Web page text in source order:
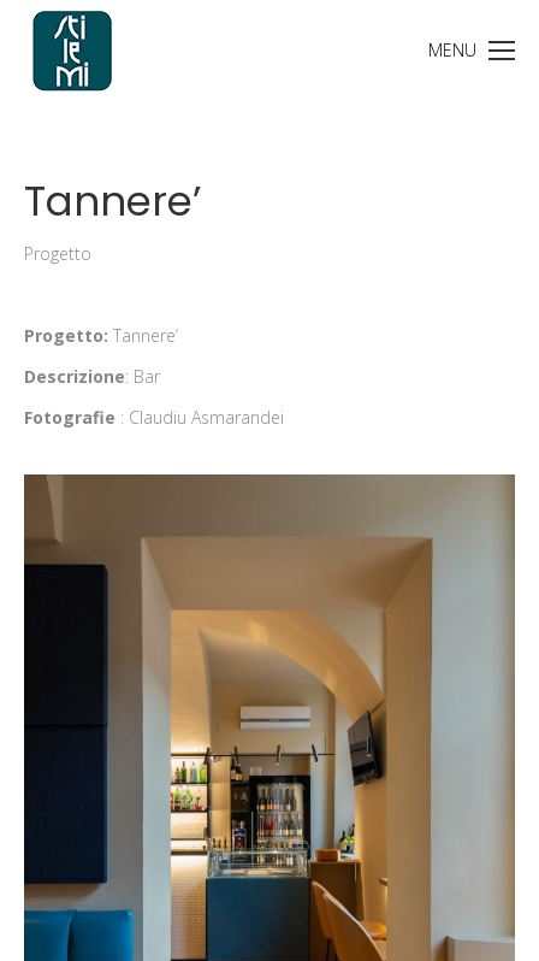
Tannere’
Progetto
Progetto: Tannere’
Descrizione: Bar
Fotografie : Claudiu Asmarandei